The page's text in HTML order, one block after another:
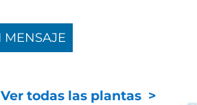
Ver todas las plantas >